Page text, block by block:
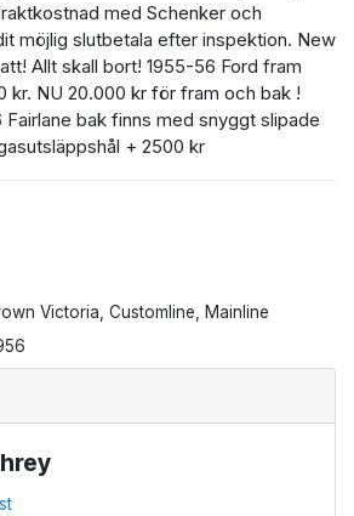
med Schenker och
möjlig slutbetala efter inspektion. New
Allt skall bort! 1955-56 Ford fram
kr. NU 20.000 kr för fram och bak !
Fairlane bak finns med snyggt slipade
+ 2500 kr
Victoria, Customline, Mainline